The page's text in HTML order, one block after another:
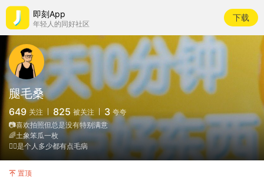
即刻App
年轻人的同好社区
下载
腿毛桑
649 关注 825 被关注 3 夸夸
📷喜欢拍照但总是没有特别满意
🌈土象笨瓜一枚
🙂‍↔️是个人多少都有点毛病
置顶